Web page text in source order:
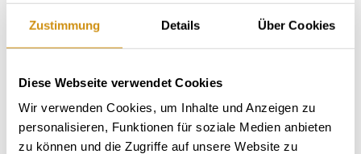
Zustimmung Details Über Cookies
Diese Webseite verwendet Cookies
Wir verwenden Cookies, um Inhalte und Anzeigen zu
personalisieren, Funktionen für soziale Medien anbieten
zu können und die Zugriffe auf unsere Website zu
Exposition:Südost bis Nordwest